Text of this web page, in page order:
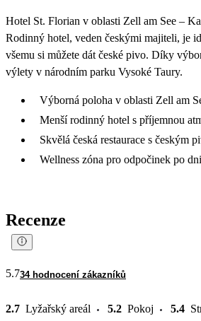
Hotel St. Florian v oblasti Zell am See –
Rodinný hotel, veden českými majiteli, je
všemu si můžete dát české pivo. Díky
výlety v národním parku Vysoké Taury.
Výborná poloha v oblasti Zell am
Menší rodinný hotel s příjemnou
Skvělá česká restaurace s českým
Wellness zóna pro odpočinek po
Recenze
5.734 hodnocení zákazníků
2.7 Lyžařský areál 5.2 Pokoj 5.4